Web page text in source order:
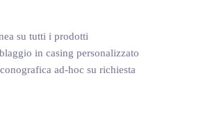
su tutti i prodotti
in casing personalizzato
ad-hoc su richiesta